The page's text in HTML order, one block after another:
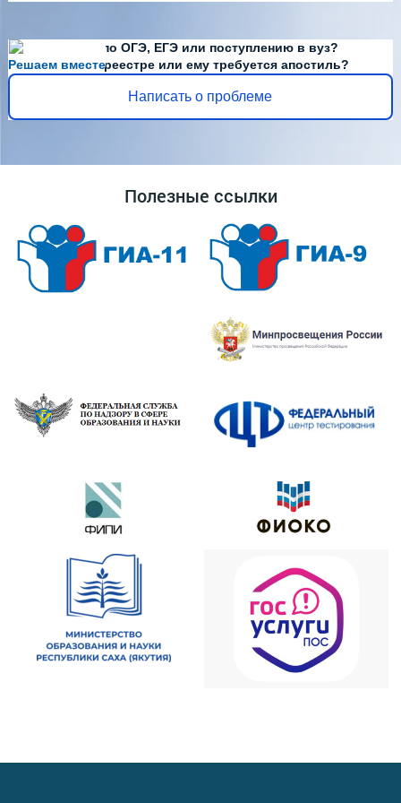
Решаем вместе
Есть вопросы по ОГЭ, ЕГЭ или поступлению в вуз?
Диплома нет в реестре или ему требуется апостиль?
Написать о проблеме
Полезные ссылки